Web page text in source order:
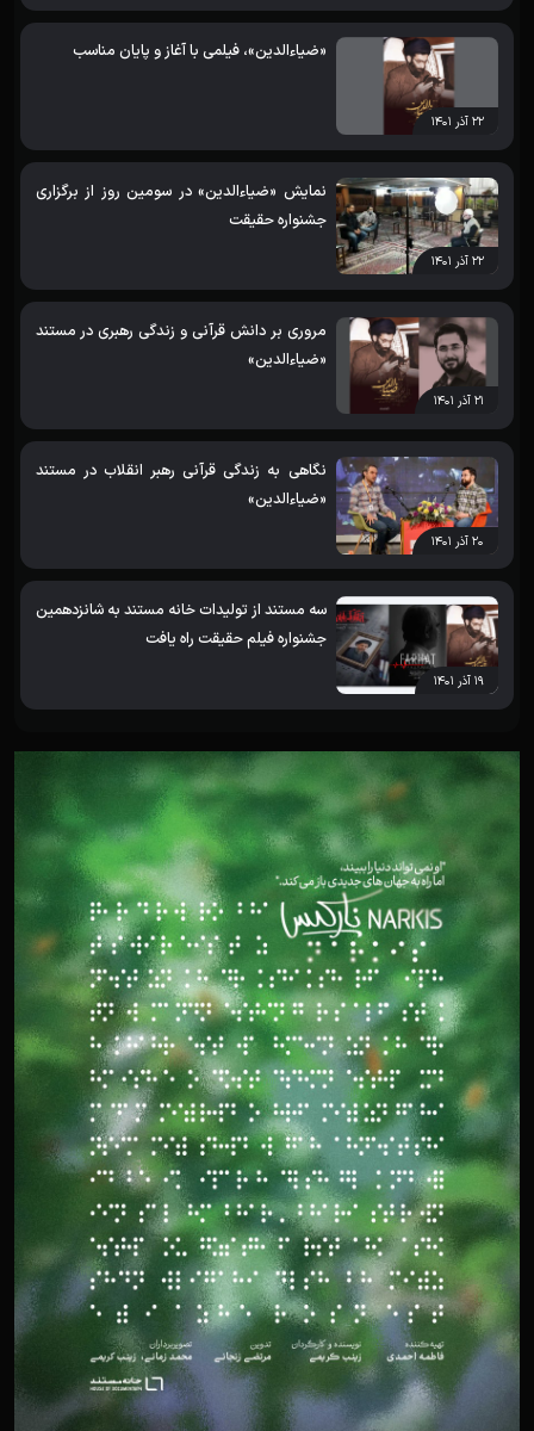
۲۲ آذر ۱۴۰۱
«ضیاءالدین»، فیلمی با آغاز و پایان مناسب
۲۲ آذر ۱۴۰۱
نمایش «ضیاءالدین» در سومین روز از برگزاری
جشنواره حقیقت
۲۱ آذر ۱۴۰۱
مروری بر دانش قرآنی و زندگی رهبری در مستند
«ضیاءالدین»
۲۰ آذر ۱۴۰۱
نگاهی به زندگی قرآنی رهبر انقلاب در مستند
«ضیاءالدین»
۱۹ آذر ۱۴۰۱
سه مستند از تولیدات خانه مستند به شانزدهمین
جشنواره فیلم حقیقت راه یافت